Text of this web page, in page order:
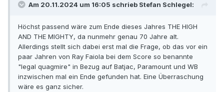
Am 20.11.2024 um 16:05 schrieb Stefan Schlegel:
Höchst passend wäre zum Ende dieses Jahres THE HIGH
AND THE MIGHTY, da nunmehr genau 70 Jahre alt.
Allerdings stellt sich dabei erst mal die Frage, ob das vor ein
paar Jahren von Ray Faiola bei dem Score so benannte
"legal quagmire" in Bezug auf Batjac, Paramount und WB
inzwischen mal ein Ende gefunden hat. Eine Überraschung
wäre es ganz sicher.